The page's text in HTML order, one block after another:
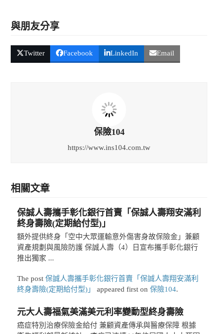
與朋友分享
Twitter Facebook LinkedIn Email
保險104
https://www.ins104.com.tw
相關文章
保誠人壽攜手彰化銀行首賣「保誠人壽翔安滿利
終身壽險(定期給付型)」
額外提供終身「空中大眾運輸意外傷害身故保險金」兼顧
資產規劃與風險防護 保誠人壽（4）日宣布攜手彰化銀行
推出獨家 ...
The post 保誠人壽攜手彰化銀行首賣「保誠人壽翔安滿利
終身壽險(定期給付型)」
appeared first on 保險104.
元大人壽福氣美滿美元利率變動型終身壽險
癌症特別治療保險金給付 兼顧資產傳承與醫療保障 根據